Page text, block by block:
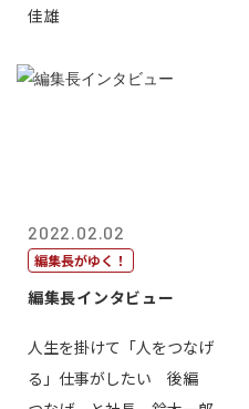
佳雄
2022.02.02
編集長がゆく！
編集長インタビュー
人生を掛けて「人をつなげ
る」仕事がしたい 後編